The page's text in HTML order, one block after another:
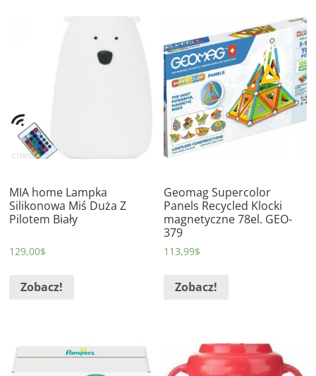
MIA home Lampka
Silikonowa Miś Duża Z
Pilotem Biały
129,00$
Zobacz!
Geomag Supercolor
Panels Recycled Klocki
magnetyczne 78el. GEO-
379
113,99$
Zobacz!